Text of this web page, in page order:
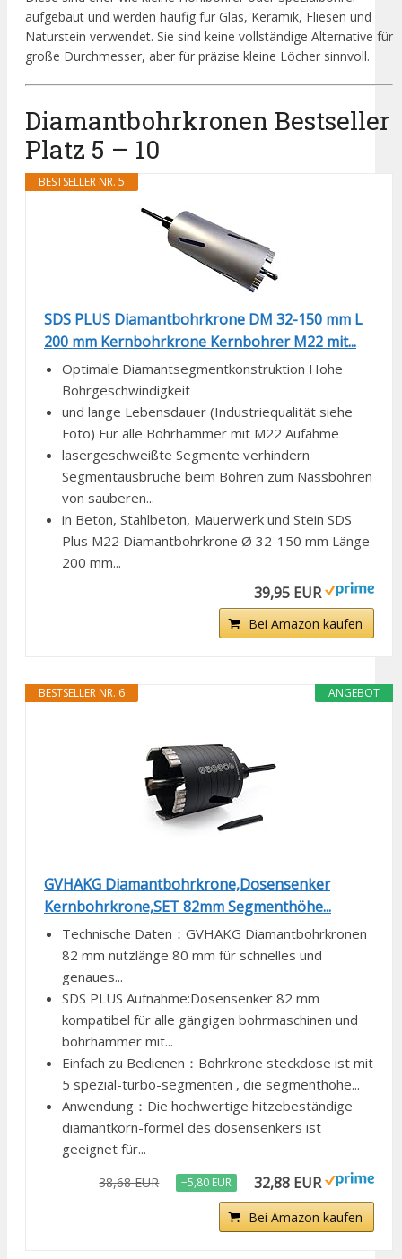
aufgebaut und werden häufig für Glas, Keramik, Fliesen und
Naturstein verwendet. Sie sind keine vollständige Alternative für
große Durchmesser, aber für präzise kleine Löcher sinnvoll.
Diamantbohrkronen Bestseller
Platz 5 – 10
BESTSELLER NR. 5
SDS PLUS Diamantbohrkrone DM 32-150 mm L
200 mm Kernbohrkrone Kernbohrer M22 mit...
Optimale Diamantsegmentkonstruktion Hohe
Bohrgeschwindigkeit
und lange Lebensdauer (Industriequalität siehe
Foto) Für alle Bohrhämmer mit M22 Aufahme
lasergeschweißte Segmente verhindern
Segmentausbrüche beim Bohren zum Nassbohren
von sauberen...
in Beton, Stahlbeton, Mauerwerk und Stein SDS
Plus M22 Diamantbohrkrone Ø 32-150 mm Länge
200 mm...
39,95 EUR
Bei Amazon kaufen
ANGEBOT
BESTSELLER NR. 6
GVHAKG Diamantbohrkrone,Dosensenker
Kernbohrkrone,SET 82mm Segmenthöhe...
Technische Daten：GVHAKG Diamantbohrkronen
82 mm nutzlänge 80 mm für schnelles und
genaues...
SDS PLUS Aufnahme:Dosensenker 82 mm
kompatibel für alle gängigen bohrmaschinen und
bohrhämmer mit...
Einfach zu Bedienen：Bohrkrone steckdose ist mit
5 spezial-turbo-segmenten , die segmenthöhe...
Anwendung：Die hochwertige hitzebeständige
diamantkorn-formel des dosensenkers ist
geeignet für...
38,68 EUR −5,80 EUR 32,88 EUR
Bei Amazon kaufen